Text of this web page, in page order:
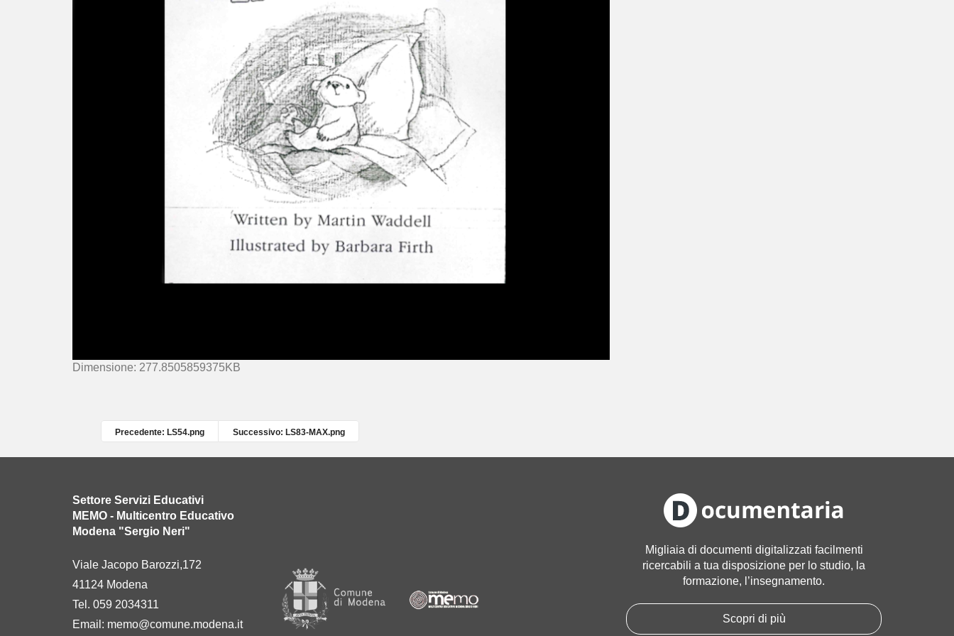
C
p
v
e
d
r
e
l
i
Dimensione: 277.8505859375KB
Precedente: LS54.png Successivo: LS83-MAX.png
Settore Servizi Educativi
MEMO - Multicentro Educativo
Modena "Sergio Neri"
Viale Jacopo Barozzi,172
41124 Modena
Tel. 059 2034311
Email: memo@comune.modena.it
Migliaia di documenti digitalizzati facilmenti
ricercabili a tua disposizione per lo studio, la
formazione, l’insegnamento.
Scopri di più